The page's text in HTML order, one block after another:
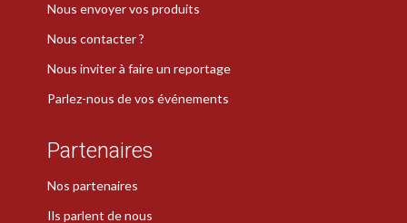
Nous envoyer vos produits
Nous contacter ?
Nous inviter à faire un reportage
Parlez-nous de vos événements
Partenaires
Nos partenaires
Ils parlent de nous